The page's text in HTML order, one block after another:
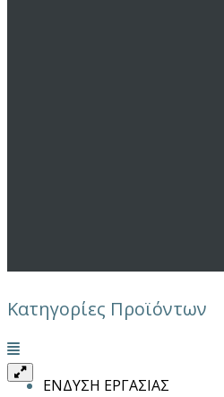
Κατηγορίες Προϊόντων
Μενού
ΕΝΔΥΣΗ ΕΡΓΑΣΙΑΣ